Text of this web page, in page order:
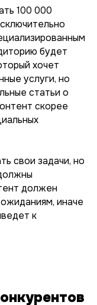
100 000
будет
хочет
услуги, но
статьи о
скорее
свои задачи, но
должен
иначе
к